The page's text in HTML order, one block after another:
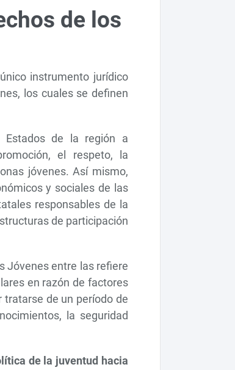
de los
instrumento jurídico
los cuales se definen
de la región a
el respeto, la
jóvenes. Así mismo,
y sociales de las
responsables de la
de participación
Jóvenes entre las refiere
en razón de factores
tratarse de un período de
la seguridad
de la juventud hacia